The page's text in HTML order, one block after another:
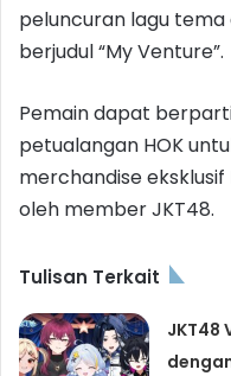
peluncuran lagu tema
berjudul “My Venture”.
Pemain dapat
petualangan HOK
merchandise
oleh member JKT48.
Tulisan Terkait
JKT48